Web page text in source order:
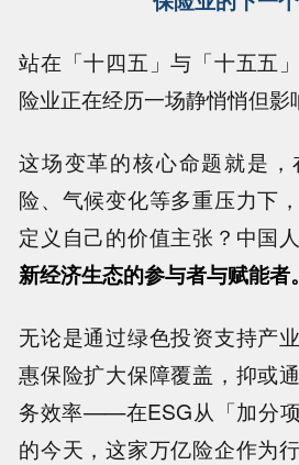
站在「十四五」与「十五五
险业正在经历一场静悄悄但影
这场变革的核心命题就是
险、气候变化等多重压力下
定义自己的价值主张？中国
新经济生态的参与者与赋能者。
无论是通过绿色投资支持产
惠保险扩大保障覆盖，抑或
务效率——在ESG从「加分项
的今天，这家万亿险企作为